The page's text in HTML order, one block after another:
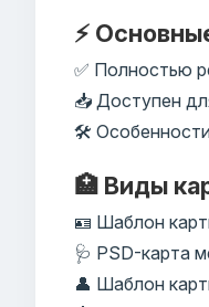
⚡
✅ Полностью
📥 Доступен
🛠️
🏥 Виды
🪪 Шаблон
🩺 PSD-карта
👤 Шаблон